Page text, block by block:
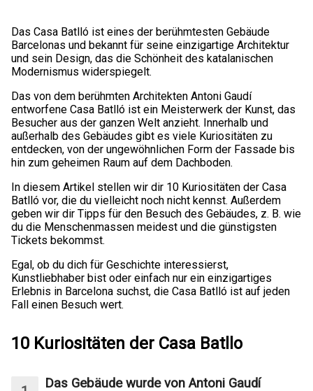
Das Casa Batlló ist eines der berühmtesten Gebäude
Barcelonas und bekannt für seine einzigartige Architektur
und sein Design, das die Schönheit des katalanischen
Modernismus widerspiegelt.
Das von dem berühmten Architekten Antoni Gaudí
entworfene Casa Batlló ist ein Meisterwerk der Kunst, das
Besucher aus der ganzen Welt anzieht. Innerhalb und
außerhalb des Gebäudes gibt es viele Kuriositäten zu
entdecken, von der ungewöhnlichen Form der Fassade bis
hin zum geheimen Raum auf dem Dachboden.
In diesem Artikel stellen wir dir 10 Kuriositäten der Casa
Batlló vor, die du vielleicht noch nicht kennst. Außerdem
geben wir dir Tipps für den Besuch des Gebäudes, z. B. wie
du die Menschenmassen meidest und die günstigsten
Tickets bekommst.
Egal, ob du dich für Geschichte interessierst,
Kunstliebhaber bist oder einfach nur ein einzigartiges
Erlebnis in Barcelona suchst, die Casa Batlló ist auf jeden
Fall einen Besuch wert.
10 Kuriositäten der Casa Batllo
Das Gebäude wurde von Antoni Gaudí